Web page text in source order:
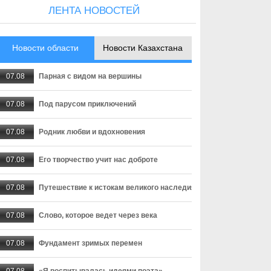
ЛЕНТА НОВОСТЕЙ
Новости области Новости Казахстана
07.08 Парная с видом на вершины
07.08 Под парусом приключений
07.08 Родник любви и вдохновения
07.08 Его творчество учит нас доброте
07.08 Путешествие к истокам великого наследия
07.08 Слово, которое ведет через века
07.08 Фундамент зримых перемен